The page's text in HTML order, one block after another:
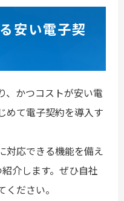
安い電子契
、かつコストが安い電
めて電子契約を導入す
対応できる機能を備え
介します。ぜひ自社
ださい。